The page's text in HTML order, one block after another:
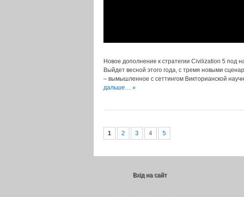
Новое дополнение к стратегии Civilization 5 под
Выйдет весной этого года, с тремя новыми
– вымышленное с сеттингом Викторианской
дальше… »
1 2 3 4 5
Вхід на сайт